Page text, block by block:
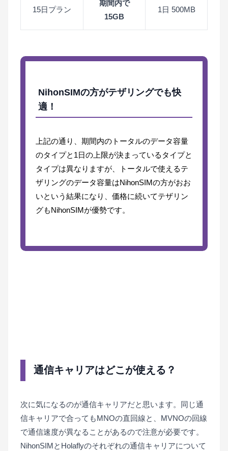
15日プラン
期間内で
15GB
1日 500MB
NihonSIMの方がテザリングでも快
適！
上記の通り、期間内のトータルのデータ容量
のタイプと1日の上限が決まっているタイプと
タイプは異なりますが、トータルで使えるテ
ザリングのデータ容量はNihonSIMの方がおお
いという結果になり、価格に続いてテザリン
グもNihonSIMが優勢です。
通信キャリアはどこが使える？
次に気になるのが通信キャリアだと思います。同じ通
信キャリアで合ってもMNOの直回線と、MVNOの回線
で通信速度が異なることがあるので注意が必要です。
NihonSIMとHolaflyのそれぞれの通信キャリアについて